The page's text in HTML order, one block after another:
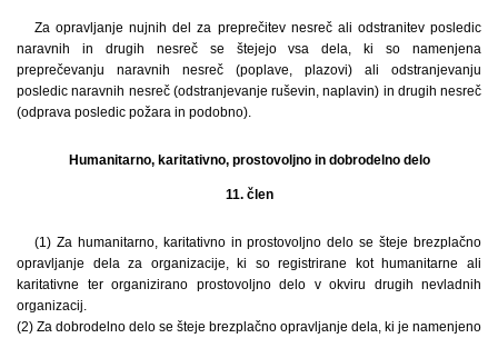
Za opravljanje nujnih del za preprečitev nesreč ali odstranitev posledic
naravnih in drugih nesreč se štejejo vsa dela, ki so namenjena
preprečevanju naravnih nesreč (poplave, plazovi) ali odstranjevanju
posledic naravnih nesreč (odstranjevanje ruševin, naplavin) in drugih nesreč
(odprava posledic požara in podobno).
Humanitarno, karitativno, prostovoljno in dobrodelno delo
11. člen
(1) Za humanitarno, karitativno in prostovoljno delo se šteje brezplačno
opravljanje dela za organizacije, ki so registrirane kot humanitarne ali
karitativne ter organizirano prostovoljno delo v okviru drugih nevladnih
organizacij.
(2) Za dobrodelno delo se šteje brezplačno opravljanje dela, ki je namenjeno